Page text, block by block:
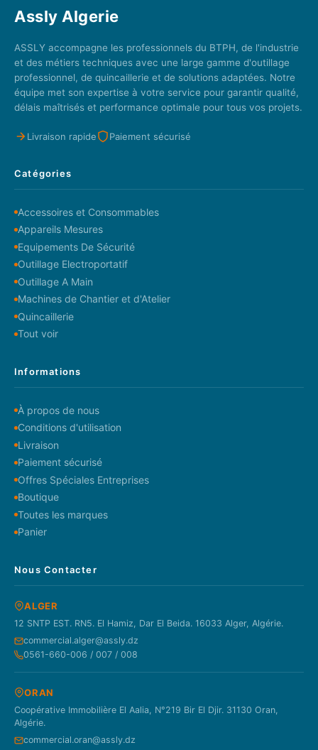
Assly Algerie
ASSLY accompagne les professionnels du BTPH, de l'industrie
et des métiers techniques avec une large gamme d'outillage
professionnel, de quincaillerie et de solutions adaptées. Notre
équipe met son expertise à votre service pour garantir qualité,
délais maîtrisés et performance optimale pour tous vos projets.
Livraison rapide Paiement sécurisé
Catégories
Accessoires et Consommables
Appareils Mesures
Equipements De Sécurité
Outillage Electroportatif
Outillage A Main
Machines de Chantier et d'Atelier
Quincaillerie
Tout voir
Informations
À propos de nous
Conditions d'utilisation
Livraison
Paiement sécurisé
Offres Spéciales Entreprises
Boutique
Toutes les marques
Panier
Nous Contacter
ALGER
12 SNTP EST. RN5. El Hamiz, Dar El Beida. 16033 Alger, Algérie.
commercial.alger@assly.dz
0561-660-006 / 007 / 008
ORAN
Coopérative Immobilière El Aalia, N°219 Bir El Djir. 31130 Oran,
Algérie.
commercial.oran@assly.dz